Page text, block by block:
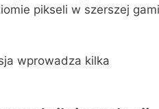
pikseli w szerszej
wprowadza kilka